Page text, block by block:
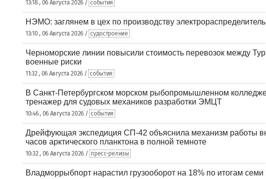
13:18 , 06 Августа 2026 / события
НЭМО: заглянем в цех по производству
13:10 , 06 Августа 2026 / судостроение
Черноморские линии повысили стоимость перевозок между
военные риски
11:32 , 06 Августа 2026 / события
В Санкт-Петербургском морском рыбопромышленном
тренажер для судовых механиков разработки ЭМЦТ
10:46 , 06 Августа 2026 / события
Дрейфующая экспедиция СП-42 объяснила механизм работы
часов арктического планктона в полной темноте
10:32 , 06 Августа 2026 / пресс-релизы
Владморрыбпорт нарастил грузооборот на 18% по итогам